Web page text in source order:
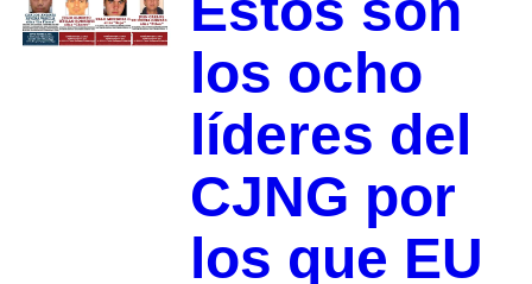
los ocho
líderes del
CJNG por
los que EU